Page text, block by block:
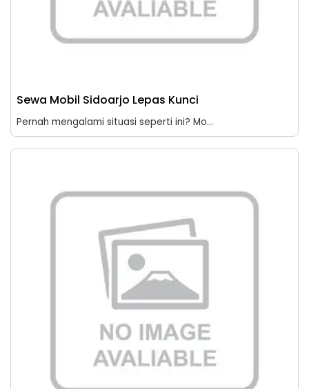
Sewa Mobil Sidoarjo Lepas Kunci
Pernah mengalami situasi seperti ini? Mo...